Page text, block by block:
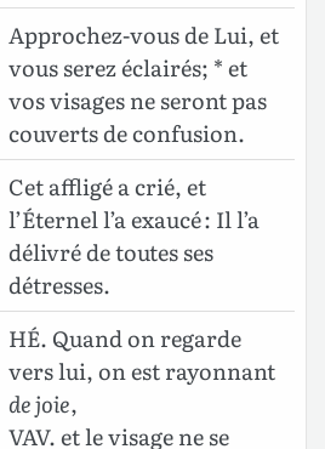
Approchez-vous de Lui, et
vous serez éclairés; * et
vos visages ne seront pas
couverts de confusion.
Cet affligé a crié, et
l’Éternel l’a exaucé : Il l’a
délivré de toutes ses
détresses.
HÉ. Quand on regarde
vers lui, on est rayonnant
de joie,
VAV. et le visage ne se